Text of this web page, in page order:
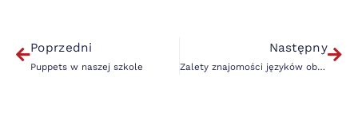
Poprzedni
Puppets w naszej szkole
Następny
Zalety znajomości języków obcych